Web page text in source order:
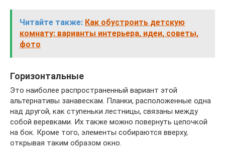
Читайте также: Как обустроить детскую
комнату: варианты интерьера, идеи, советы,
фото
Горизонтальные
Это наиболее распространенный вариант этой
альтернативы занавескам. Планки, расположенные одна
над другой, как ступеньки лестницы, связаны между
собой веревками. Их также можно повернуть цепочкой
на бок. Кроме того, элементы собираются вверху,
открывая таким образом окно.